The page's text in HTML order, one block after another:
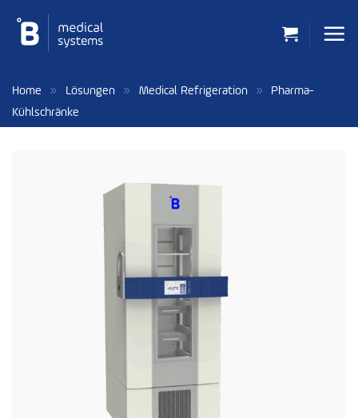
Inhalt
springen
Home » Lösungen » Medical Refrigeration »
Pharma-
Kühlschränke